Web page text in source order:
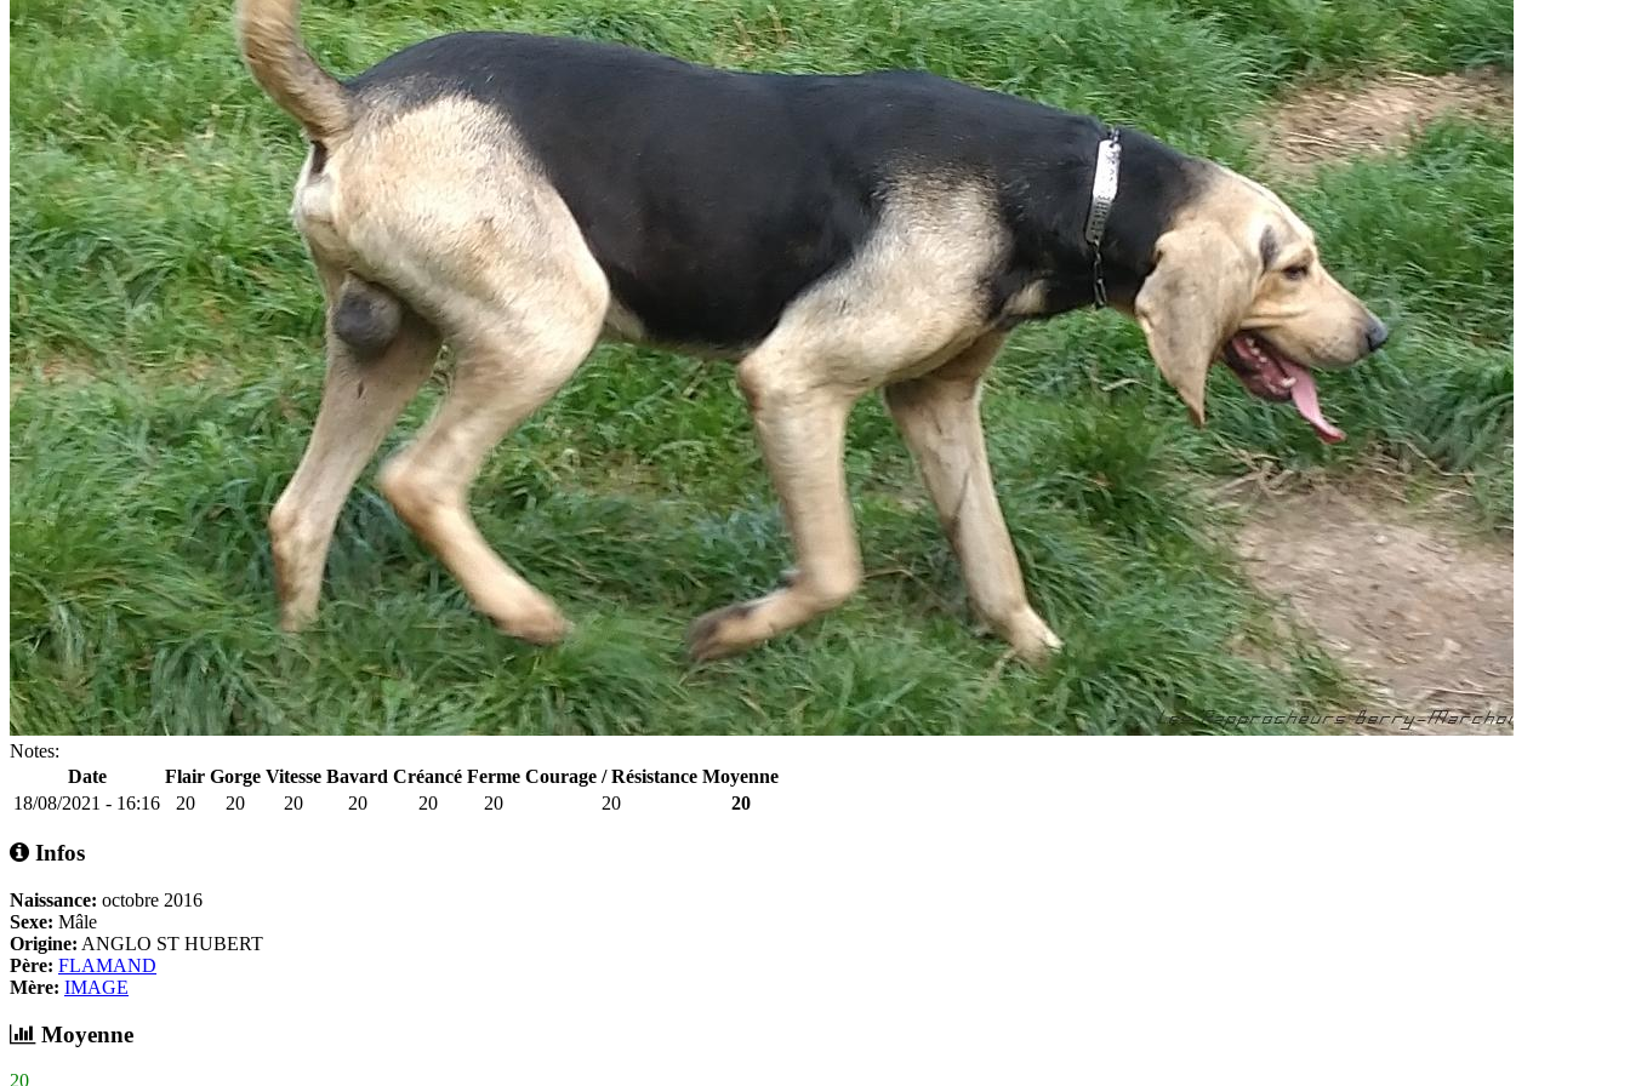
Notes:
Date
Flair Gorge Vitesse Bavard Créancé Ferme Courage / Résistance Moyenne
18/08/2021 - 16:16
20 20 20 20 20 20 20 20
Infos
Naissance: octobre 2016
Sexe: Mâle
Origine: ANGLO ST HUBERT
Père: FLAMAND
Mère: IMAGE
Moyenne
20